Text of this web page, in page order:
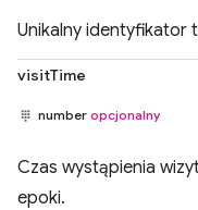
Unikalny identyfikator
visitTime
number opcjonalny
Czas wystąpienia
epoki.